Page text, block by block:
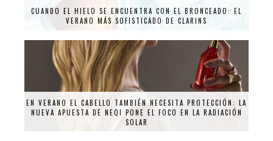
CUANDO EL HIELO SE ENCUENTRA CON EL BRONCEADO: EL
VERANO MÁS SOFISTICADO DE CLARINS
EN VERANO EL CABELLO TAMBIÉN NECESITA PROTECCIÓN: LA
NUEVA APUESTA DE NEQI PONE EL FOCO EN LA RADIACIÓN
SOLAR